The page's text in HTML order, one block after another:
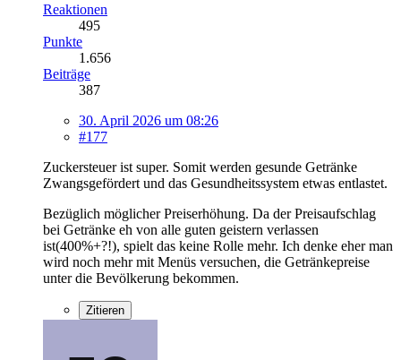
Reaktionen
495
Punkte
1.656
Beiträge
387
30. April 2026 um 08:26
#177
Zuckersteuer ist super. Somit werden gesunde Getränke
Zwangsgefördert und das Gesundheitssystem etwas entlastet.
Bezüglich möglicher Preiserhöhung. Da der Preisaufschlag
bei Getränke eh von alle guten geistern verlassen
ist(400%+?!), spielt das keine Rolle mehr. Ich denke eher man
wird noch mehr mit Menüs versuchen, die Getränkepreise
unter die Bevölkerung bekommen.
Zitieren